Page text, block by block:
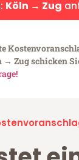
Köln → Zug
→ Zug schicken